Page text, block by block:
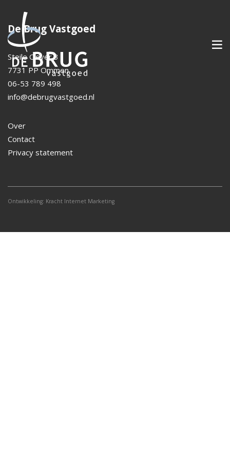
De Brug Vastgoed
Steile Oever 3
7731 PP Ommen
06-53 789 498
info@debrugvastgoed.nl
Over
Contact
Privacy statement
Ontwikkeling: Kracht Internet Marketing